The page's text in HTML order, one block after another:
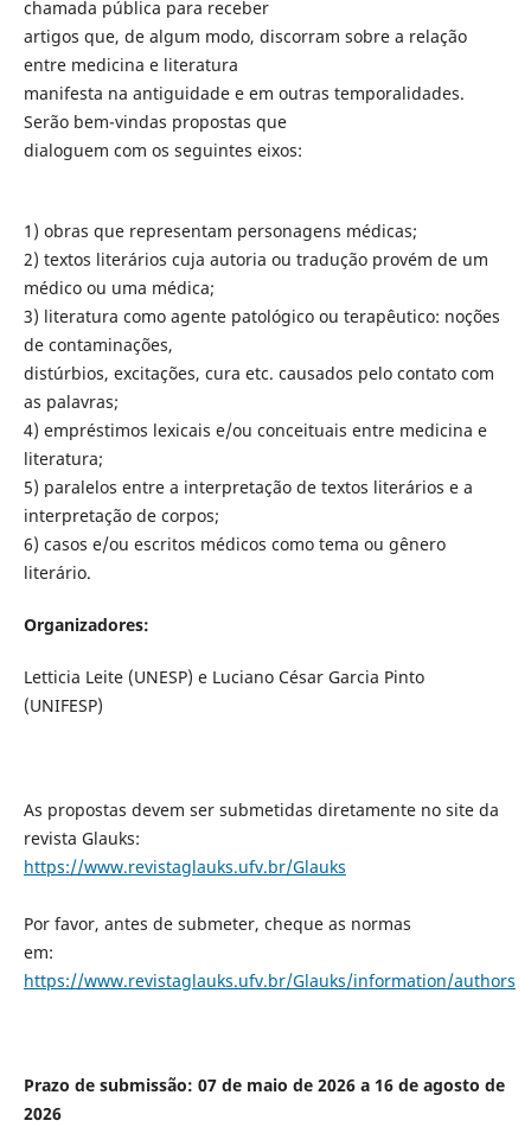
chamada pública para receber
artigos que, de algum modo, discorram sobre a relação
entre medicina e literatura
manifesta na antiguidade e em outras temporalidades.
Serão bem-vindas propostas que
dialoguem com os seguintes eixos:
1) obras que representam personagens médicas;
2) textos literários cuja autoria ou tradução provém de um
médico ou uma médica;
3) literatura como agente patológico ou terapêutico: noções
de contaminações,
distúrbios, excitações, cura etc. causados pelo contato com
as palavras;
4) empréstimos lexicais e/ou conceituais entre medicina e
literatura;
5) paralelos entre a interpretação de textos literários e a
interpretação de corpos;
6) casos e/ou escritos médicos como tema ou gênero
literário.
Organizadores:
Letticia Leite (UNESP) e Luciano César Garcia Pinto
(UNIFESP)
As propostas devem ser submetidas diretamente no site da
revista Glauks:
https://www.revistaglauks.ufv.br/Glauks
Por favor, antes de submeter, cheque as normas
em:
https://www.revistaglauks.ufv.br/Glauks/information/authors
Prazo de submissão: 07 de maio de 2026 a 16 de agosto de
2026